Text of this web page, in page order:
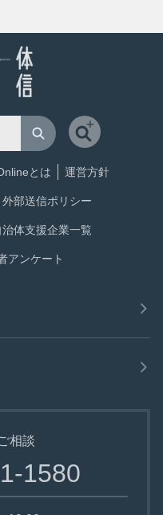
とは 運営方針
外部送信ポリシー
治体支援企業一覧
アンケート
相談
1580